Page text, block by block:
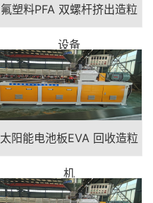
氟塑料PFA 双螺杆挤出造粒
设备
太阳能电池板EVA 回收造粒
机